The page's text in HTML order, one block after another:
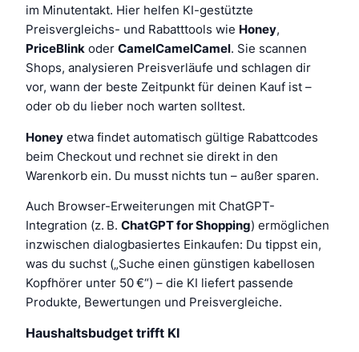
im Minutentakt. Hier helfen KI-gestützte
Preisvergleichs- und Rabatttools wie Honey,
PriceBlink oder CamelCamelCamel. Sie scannen
Shops, analysieren Preisverläufe und schlagen dir
vor, wann der beste Zeitpunkt für deinen Kauf ist –
oder ob du lieber noch warten solltest.
Honey etwa findet automatisch gültige Rabattcodes
beim Checkout und rechnet sie direkt in den
Warenkorb ein. Du musst nichts tun – außer sparen.
Auch Browser-Erweiterungen mit ChatGPT-
Integration (z. B. ChatGPT for Shopping) ermöglichen
inzwischen dialogbasiertes Einkaufen: Du tippst ein,
was du suchst („Suche einen günstigen kabellosen
Kopfhörer unter 50 €“) – die KI liefert passende
Produkte, Bewertungen und Preisvergleiche.
Haushaltsbudget trifft KI